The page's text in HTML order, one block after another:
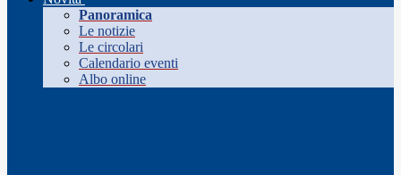
Panoramica
Le notizie
Le circolari
Calendario eventi
Albo online